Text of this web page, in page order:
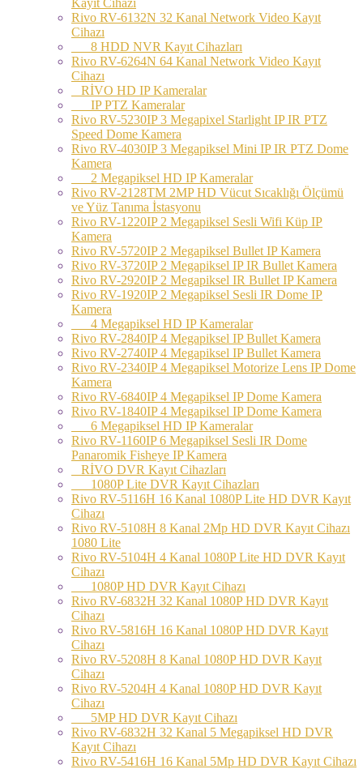
Rivo RV-6132N 32 Kanal Network Video Kayıt
Cihazı
8 HDD NVR Kayıt Cihazları
Rivo RV-6264N 64 Kanal Network Video Kayıt
Cihazı
RİVO HD IP Kameralar
IP PTZ Kameralar
Rivo RV-5230IP 3 Megapixel Starlight IP IR PTZ
Speed Dome Kamera
Rivo RV-4030IP 3 Megapiksel Mini IP IR PTZ Dome
Kamera
2 Megapiksel HD IP Kameralar
Rivo RV-2128TM 2MP HD Vücut Sıcaklığı Ölçümü
ve Yüz Tanıma İstasyonu
Rivo RV-1220IP 2 Megapiksel Sesli Wifi Küp IP
Kamera
Rivo RV-5720IP 2 Megapiksel Bullet IP Kamera
Rivo RV-3720IP 2 Megapiksel IP IR Bullet Kamera
Rivo RV-2920IP 2 Megapiksel IR Bullet IP Kamera
Rivo RV-1920IP 2 Megapiksel Sesli IR Dome IP
Kamera
4 Megapiksel HD IP Kameralar
Rivo RV-2840IP 4 Megapiksel IP Bullet Kamera
Rivo RV-2740IP 4 Megapiksel IP Bullet Kamera
Rivo RV-2340IP 4 Megapiksel Motorize Lens IP Dome
Kamera
Rivo RV-6840IP 4 Megapiksel IP Dome Kamera
Rivo RV-1840IP 4 Megapiksel IP Dome Kamera
6 Megapiksel HD IP Kameralar
Rivo RV-1160IP 6 Megapiksel Sesli IR Dome
Panaromik Fisheye IP Kamera
RİVO DVR Kayıt Cihazları
1080P Lite DVR Kayıt Cihazları
Rivo RV-5116H 16 Kanal 1080P Lite HD DVR Kayıt
Cihazı
Rivo RV-5108H 8 Kanal 2Mp HD DVR Kayıt Cihazı
1080 Lite
Rivo RV-5104H 4 Kanal 1080P Lite HD DVR Kayıt
Cihazı
1080P HD DVR Kayıt Cihazı
Rivo RV-6832H 32 Kanal 1080P HD DVR Kayıt
Cihazı
Rivo RV-5816H 16 Kanal 1080P HD DVR Kayıt
Cihazı
Rivo RV-5208H 8 Kanal 1080P HD DVR Kayıt
Cihazı
Rivo RV-5204H 4 Kanal 1080P HD DVR Kayıt
Cihazı
5MP HD DVR Kayıt Cihazı
Rivo RV-6832H 32 Kanal 5 Megapiksel HD DVR
Kayıt Cihazı
Rivo RV-5416H 16 Kanal 5Mp HD DVR Kayıt Cihazı